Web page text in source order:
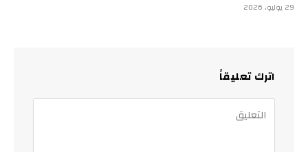
29 يوليو، 2026
اترك تعليقاً